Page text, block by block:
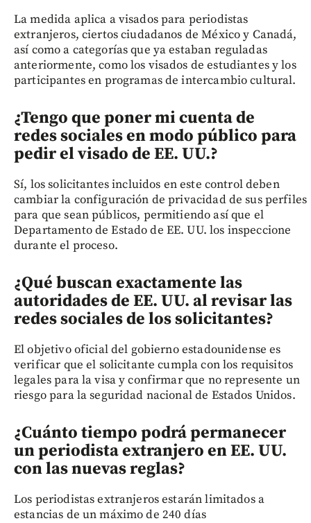
La medida aplica a visados para periodistas
extranjeros, ciertos ciudadanos de México y Canadá,
así como a categorías que ya estaban reguladas
anteriormente, como los visados de estudiantes y los
participantes en programas de intercambio cultural.
¿Tengo que poner mi cuenta de
redes sociales en modo público para
pedir el visado de EE. UU.?
Sí, los solicitantes incluidos en este control deben
cambiar la configuración de privacidad de sus perfiles
para que sean públicos, permitiendo así que el
Departamento de Estado de EE. UU. los inspeccione
durante el proceso.
¿Qué buscan exactamente las
autoridades de EE. UU. al revisar las
redes sociales de los solicitantes?
El objetivo oficial del gobierno estadounidense es
verificar que el solicitante cumpla con los requisitos
legales para la visa y confirmar que no represente un
riesgo para la seguridad nacional de Estados Unidos.
¿Cuánto tiempo podrá permanecer
un periodista extranjero en EE. UU.
con las nuevas reglas?
Los periodistas extranjeros estarán limitados a
estancias de un máximo de 240 días